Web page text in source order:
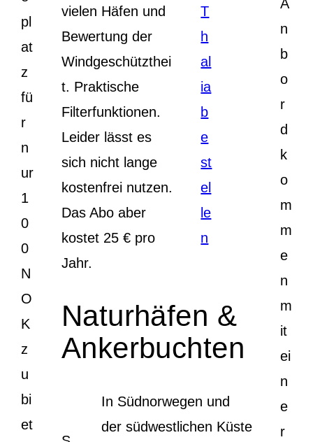
A
n
b
o
r
d
k
o
m
m
e
n
m
it
ei
n
e
r
pl
at
z
fü
r
n
ur
1
0
0
N
O
K
z
u
bi
et
T
h
al
ia
b
e
st
el
le
n
vielen Häfen und
Bewertung der
Windgeschützthei
t. Praktische
Filterfunktionen.
Leider lässt es
sich nicht lange
kostenfrei nutzen.
Das Abo aber
kostet 25 € pro
Jahr.
Naturhäfen &
Ankerbuchten
In Südnorwegen und
der südwestlichen Küste